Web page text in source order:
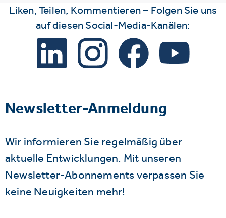
Liken, Teilen, Kommentieren – Folgen Sie uns
auf diesen Social-Media-Kanälen:
Newsletter-Anmeldung
Wir informieren Sie regelmäßig über
aktuelle Entwicklungen. Mit unseren
Newsletter-Abonnements verpassen Sie
keine Neuigkeiten mehr!